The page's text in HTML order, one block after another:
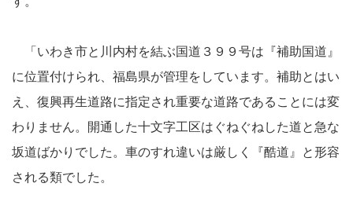
「いわき市と川内村を結ぶ国道３９９号は『補助国道』
に位置付けられ、福島県が管理をしています。補助とはい
え、復興再生道路に指定され重要な道路であることには変
わりません。開通した十文字工区はぐねぐねした道と急な
坂道ばかりでした。車のすれ違いは厳しく『酷道』と形容
される類でした。